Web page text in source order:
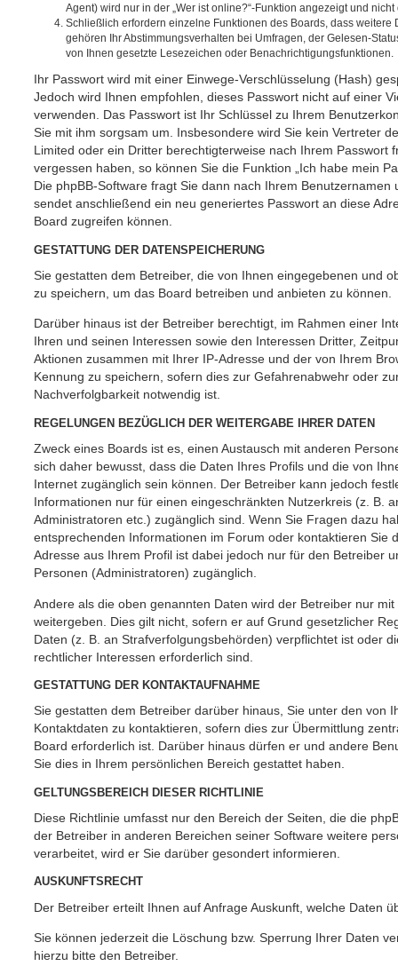
Agent) wird nur in der „Wer ist online?“-Funktion angezeigt und
Schließlich erfordern einzelne Funktionen des Boards, dass weitere
gehören Ihr Abstimmungsverhalten bei Umfragen, der Gelesen-
von Ihnen gesetzte Lesezeichen oder Benachrichtigungsfunktionen.
Ihr Passwort wird mit einer Einwege-Verschlüsselung (Hash)
Jedoch wird Ihnen empfohlen, dieses Passwort nicht auf einer
verwenden. Das Passwort ist Ihr Schlüssel zu Ihrem
Sie mit ihm sorgsam um. Insbesondere wird Sie kein Vertreter
Limited oder ein Dritter berechtigterweise nach Ihrem Passwort
vergessen haben, so können Sie die Funktion „Ich habe mein
Die phpBB-Software fragt Sie dann nach Ihrem Benutzernamen
sendet anschließend ein neu generiertes Passwort an diese
Board zugreifen können.
GESTATTUNG DER DATENSPEICHERUNG
Sie gestatten dem Betreiber, die von Ihnen eingegebenen und
zu speichern, um das Board betreiben und anbieten zu können.
Darüber hinaus ist der Betreiber berechtigt, im Rahmen einer
Ihren und seinen Interessen sowie den Interessen Dritter,
Aktionen zusammen mit Ihrer IP-Adresse und der von Ihrem
Kennung zu speichern, sofern dies zur Gefahrenabwehr oder
Nachverfolgbarkeit notwendig ist.
REGELUNGEN BEZÜGLICH DER WEITERGABE IHRER DATEN
Zweck eines Boards ist es, einen Austausch mit anderen
sich daher bewusst, dass die Daten Ihres Profils und die von
Internet zugänglich sein können. Der Betreiber kann jedoch
Informationen nur für einen eingeschränkten Nutzerkreis (z. B.
Administratoren etc.) zugänglich sind. Wenn Sie Fragen dazu
entsprechenden Informationen im Forum oder kontaktieren Sie
Adresse aus Ihrem Profil ist dabei jedoch nur für den Betreiber
Personen (Administratoren) zugänglich.
Andere als die oben genannten Daten wird der Betreiber nur
weitergeben. Dies gilt nicht, sofern er auf Grund gesetzlicher
Daten (z. B. an Strafverfolgungsbehörden) verpflichtet ist oder
rechtlicher Interessen erforderlich sind.
GESTATTUNG DER KONTAKTAUFNAHME
Sie gestatten dem Betreiber darüber hinaus, Sie unter den von
Kontaktdaten zu kontaktieren, sofern dies zur Übermittlung
Board erforderlich ist. Darüber hinaus dürfen er und andere
Sie dies in Ihrem persönlichen Bereich gestattet haben.
GELTUNGSBEREICH DIESER RICHTLINIE
Diese Richtlinie umfasst nur den Bereich der Seiten, die die
der Betreiber in anderen Bereichen seiner Software weitere
verarbeitet, wird er Sie darüber gesondert informieren.
AUSKUNFTSRECHT
Der Betreiber erteilt Ihnen auf Anfrage Auskunft, welche Daten
Sie können jederzeit die Löschung bzw. Sperrung Ihrer Daten
hierzu bitte den Betreiber.